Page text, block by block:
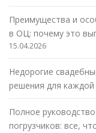
Преимущества и
в ОЦ: почему это
15.04.2026
Недорогие
решения для каждой
Полное
погрузчиков: все,